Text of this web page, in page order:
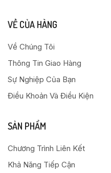
VỀ CỦA HÀNG
Về Chúng Tôi
Thông Tin Giao Hàng
Sự Nghiệp Của Bạn
Điều Khoản Và Điều Kiện
SẢN PHẨM
Chương Trình Liên Kết
Khả Năng Tiếp Cận